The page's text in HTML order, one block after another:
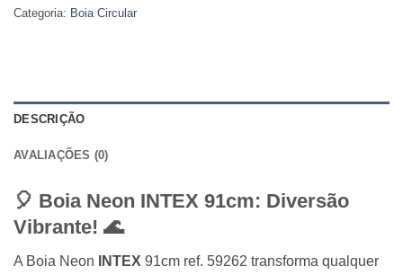
Categoria: Boia Circular
DESCRIÇÃO
AVALIAÇÕES (0)
🎈 Boia Neon INTEX 91cm: Diversão
Vibrante! 🌊
A Boia Neon INTEX 91cm ref. 59262 transforma qualquer